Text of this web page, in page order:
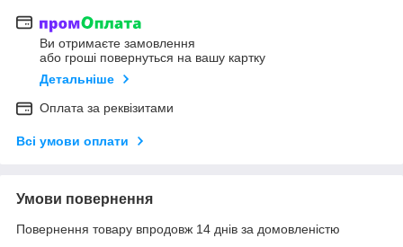
Ви отримаєте замовлення
або гроші повернуться на вашу картку
Детальніше
Оплата за реквізитами
Всі умови оплати
Умови повернення
Повернення товару впродовж 14 днів за домовленістю